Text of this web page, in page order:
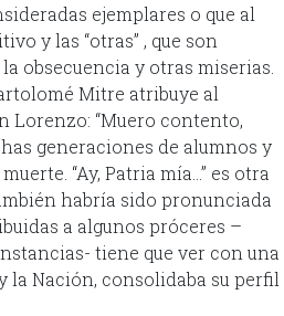
ejemplares o que al
y las “otras” , que son
obsecuencia y otras miserias.
Mitre atribuye al
Lorenzo: “Muero contento,
generaciones de alumnos y
“Ay, Patria mía…” es otra
habría sido pronunciada
a algunos próceres –
tiene que ver con una
Nación, consolidaba su perfil